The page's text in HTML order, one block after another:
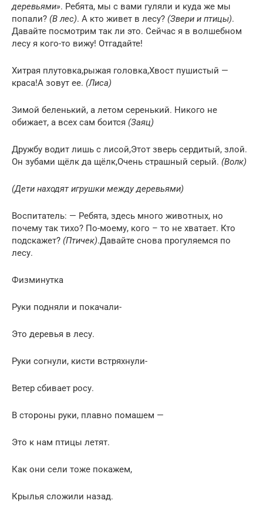
деревьями». Ребята, мы с вами гуляли и куда же мы
попали? (В лес). А кто живет в лесу? (Звери и птицы).
Давайте посмотрим так ли это. Сейчас я в волшебном
лесу я кого-то вижу! Отгадайте!
Хитрая плутовка,рыжая головка,Хвост пушистый —
краса!А зовут ее. (Лиса)
Зимой беленький, а летом серенький. Никого не
обижает, а всех сам боится (Заяц)
Дружбу водит лишь с лисой,Этот зверь сердитый, злой.
Он зубами щёлк да щёлк,Очень страшный серый. (Волк)
(Дети находят игрушки между деревьями)
Воспитатель: — Ребята, здесь много животных, но
почему так тихо? По-моему, кого – то не хватает. Кто
подскажет? (Птичек).Давайте снова прогуляемся по
лесу.
Физминутка
Руки подняли и покачали-
Это деревья в лесу.
Руки согнули, кисти встряхнули-
Ветер сбивает росу.
В стороны руки, плавно помашем —
Это к нам птицы летят.
Как они сели тоже покажем,
Крылья сложили назад.